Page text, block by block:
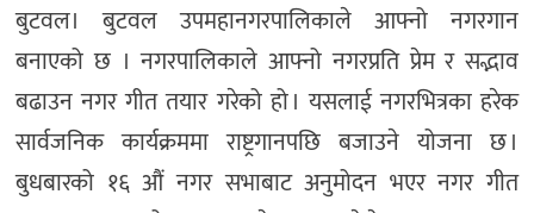
बुटवल। बुटवल उपमहानगरपालिकाले आफ्नो नगरगान
बनाएको छ । नगरपालिकाले आफ्नो नगरप्रति प्रेम र सद्भाव
बढाउन नगर गीत तयार गरेको हो । यसलाई नगरभित्रका हरेक
सार्वजनिक कार्यक्रममा राष्ट्रगानपछि बजाउने योजना छ ।
बुधबारको १६ औं नगर सभाबाट अनुमोदन भएर नगर गीत